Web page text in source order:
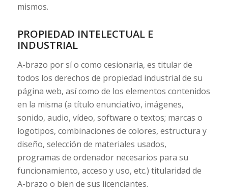
mismos.
PROPIEDAD INTELECTUAL E
INDUSTRIAL
A-brazo por sí o como cesionaria, es titular de
todos los derechos de propiedad industrial de su
página web, así como de los elementos contenidos
en la misma (a título enunciativo, imágenes,
sonido, audio, vídeo, software o textos; marcas o
logotipos, combinaciones de colores, estructura y
diseño, selección de materiales usados,
programas de ordenador necesarios para su
funcionamiento, acceso y uso, etc.) titularidad de
A-brazo o bien de sus licenciantes.